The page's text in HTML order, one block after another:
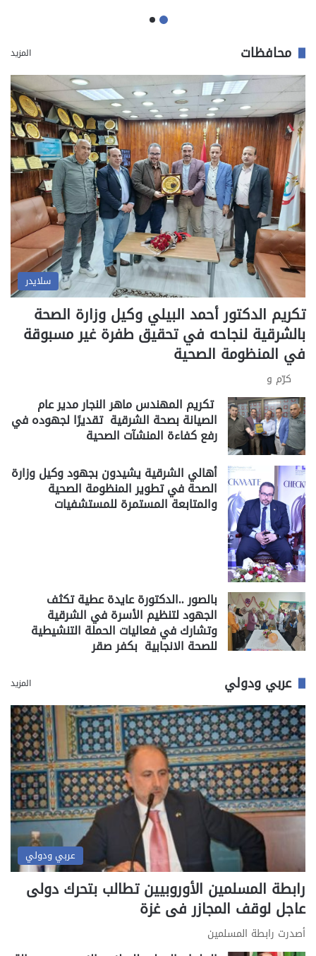
محافظات المزيد
سلايدر
تكريم الدكتور أحمد البيلي وكيل وزارة الصحة
بالشرقية لنجاحه في تحقيق طفرة غير مسبوقة
في المنظومة الصحية
كرّم و
تكريم المهندس ماهر النجار مدير عام
الصيانة بصحة الشرقية تقديرًا لجهوده في
رفع كفاءة المنشآت الصحية
أهالي الشرقية يشيدون بجهود وكيل وزارة
الصحة في تطوير المنظومة الصحية
والمتابعة المستمرة للمستشفيات
بالصور ..الدكتورة عايدة عطية تكثف
الجهود لتنظيم الأسرة في الشرقية
وتشارك في فعاليات الحملة التنشيطية
للصحة الانجابية بكفر صقر
عربي ودولي المزيد
عربي ودولي
رابطة المسلمين الأوروبيين تطالب بتحرك دولى
عاجل لوقف المجازر فى غزة
أصدرت رابطة المسلمين